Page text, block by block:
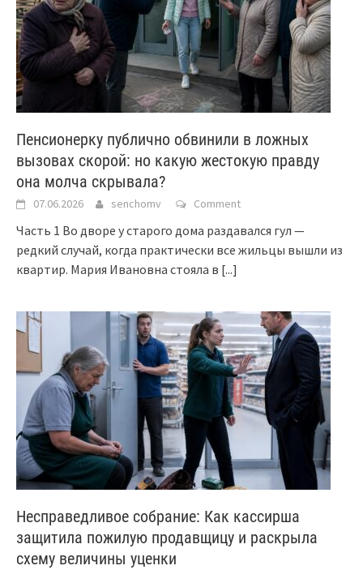
Пенсионерку публично обвинили в ложных
вызовах скорой: но какую жестокую правду
она молча скрывала?
07.06.2026 senchomv Comment
Часть 1 Во дворе у старого дома раздавался гул —
редкий случай, когда практически все жильцы вышли из
квартир. Мария Ивановна стояла в [...]
Несправедливое собрание: Как кассирша
защитила пожилую продавщицу и раскрыла
схему величины уценки